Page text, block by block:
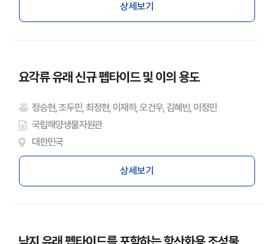
상세보기
요각류 유래 신규 펩타이드 및 이의 용도
정승현, 조두민, 최정현, 이재하, 오건우, 김혜빈, 이정민
국립해양생물자원관
대한민국
상세보기